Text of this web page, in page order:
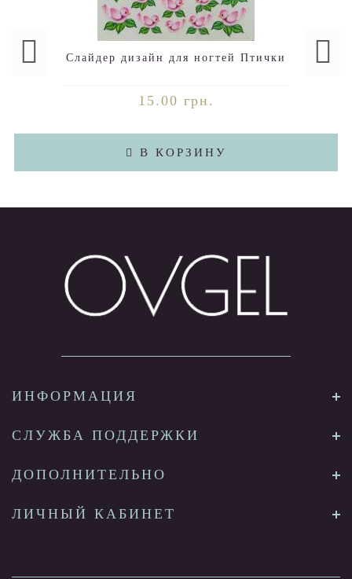
Слайдер дизайн для ногтей Птички
15.00 грн.
В КОРЗИНУ
ИНФОРМАЦИЯ
СЛУЖБА ПОДДЕРЖКИ
ДОПОЛНИТЕЛЬНО
ЛИЧНЫЙ КАБИНЕТ